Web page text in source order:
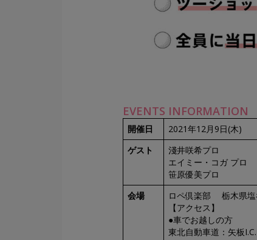
EVENTS INFORMATION
開催日
2021年12月9日(木)
ゲスト
淺井咲希プロ
エイミー・コガ プロ
笹原優美プロ
会場
ロペ倶楽部 栃木県塩
【アクセス】
●車でお越しの方
東北自動車道：矢板